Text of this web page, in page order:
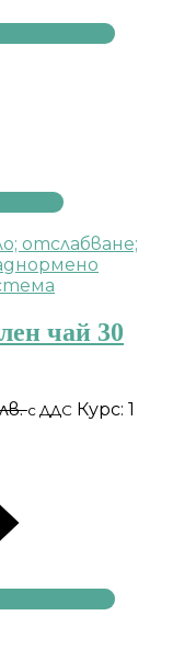
чай 30
с ДДС Курс: 1